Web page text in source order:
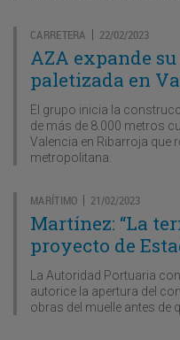
CARRETERA | 22/02/2023
AZA expande
paletizada en
El grupo inicia la
de más de 8.000 metros
Valencia en Ribarroja que
metropolitana.
MARÍTIMO | 21/02/2023
Martínez: “La
proyecto de
La Autoridad Portuaria
autorice la apertura del
obras del muelle antes de